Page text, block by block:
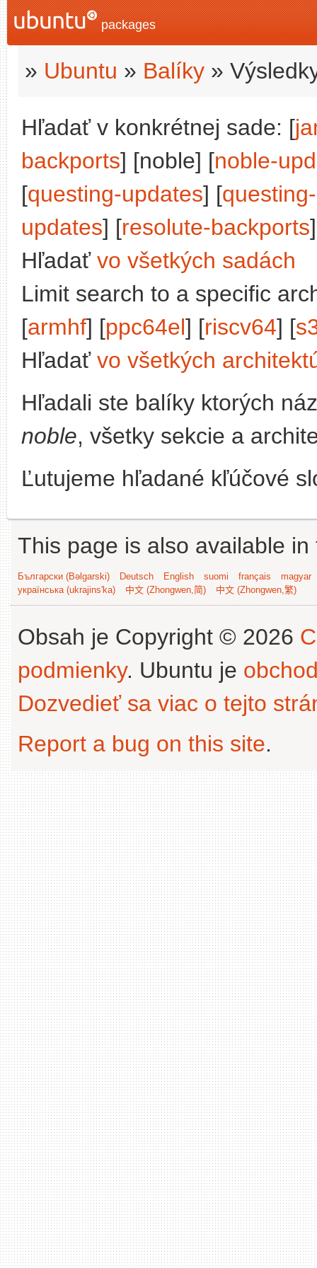
packages
» Ubuntu » Balíky »
Hľadať v konkrétnej sade: [
backports] [noble] [noble-
[questing-updates] [
updates] [resolute-backports
Hľadať vo všetkých sadách
Limit search to a specific
[armhf] [ppc64el] [riscv64] [
Hľadať vo všetkých
Hľadali ste balíky ktorých
noble, všetky sekcie a
Ľutujeme hľadané kľúčové
This page is also available
Български (Bəlgarski) Deutsch English suomi français
magyar
українська (ukrajins'ka)
中文 (Zhongwen,简) 中文 (Zhongwen,繁)
Obsah je Copyright © 2026
podmienky. Ubuntu je
Dozvedieť sa viac o tejto
Report a bug on this site.